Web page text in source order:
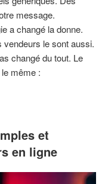
message.
a changé la donne.
vendeurs le sont aussi.
changé du tout. Le
même :
et
en ligne